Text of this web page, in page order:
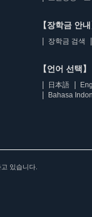
【장학금 안내
장학금 검색
【언어 선택】
日本語
Bahasa
있습니다.